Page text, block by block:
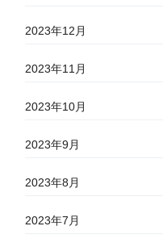
2023年12月
2023年11月
2023年10月
2023年9月
2023年8月
2023年7月